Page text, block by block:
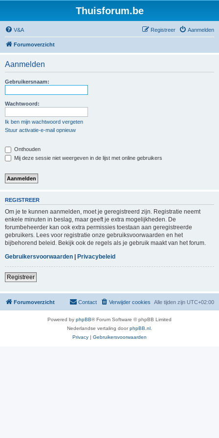
Thuisforum.be
V&A Aanmelden
Registreer
Forumoverzicht
Aanmelden
Gebruikersnaam:
Wachtwoord:
Ik ben mijn wachtwoord vergeten
Stuur activatie-e-mail opnieuw
Onthouden
Mij deze sessie niet weergeven in de lijst met online gebruikers
REGISTREER
Om je te kunnen aanmelden, moet je geregistreerd zijn. Registratie neemt
enkele minuten in beslag, maar geeft je extra mogelijkheden. De
forumbeheerder kan ook extra permissies toestaan aan geregistreerde
gebruikers. Lees voor registratie onze gebruiksvoorwaarden en het
bijbehorend beleid. Bekijk ook de regels als je gebruik maakt van het forum.
Gebruikersvoorwaarden | Privacybeleid
Registreer
Forumoverzicht Alle tijden zijn UTC+02:00
Verwijder cookies
Contact
Powered by phpBB® Forum Software © phpBB Limited
Nederlandse vertaling doorphpBB.nl
Privacy | Gebruikersvoorwaarden